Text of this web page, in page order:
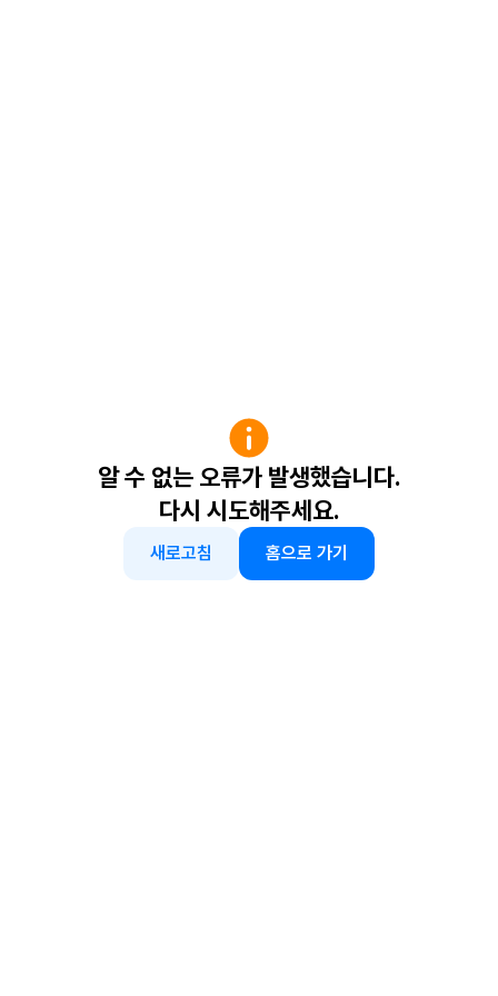
알 수 없는 오류가 발생했습니다.
다시 시도해주세요.
새로고침 홈으로 가기